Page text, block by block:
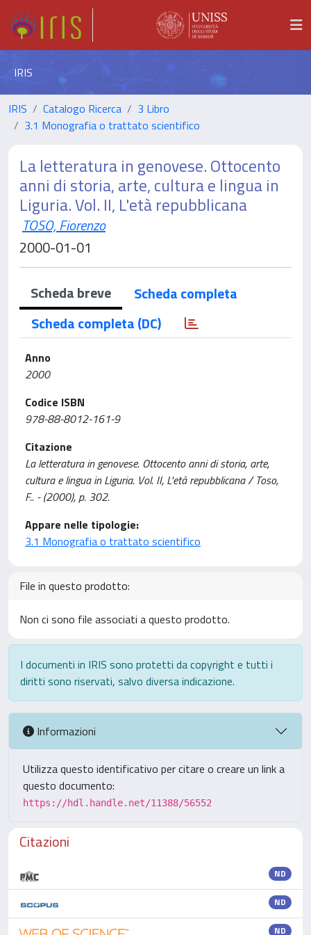
IRIS
IRIS Catalogo Ricerca
3 Libro
3.1 Monografia o trattato scientifico
La letteratura in genovese. Ottocento
anni di storia, arte, cultura e lingua in
Liguria. Vol. II, L'età repubblicana
TOSO, Fiorenzo
2000-01-01
Scheda breve
Scheda completa
Scheda completa (DC)
Anno
2000
Codice ISBN
978-88-8012-161-9
Citazione
La letteratura in genovese. Ottocento anni di storia, arte,
cultura e lingua in Liguria. Vol. II, L'età repubblicana / Toso,
F.. - (2000), p. 302.
Appare nelle tipologie:
3.1 Monografia o trattato scientifico
File in questo prodotto:
Non ci sono file associati a questo prodotto.
I documenti in IRIS sono protetti da copyright e tutti i
diritti sono riservati, salvo diversa indicazione.
Informazioni
Utilizza questo identificativo per citare o creare un link a
questo documento:
https://hdl.handle.net/11388/56552
Citazioni
ND
ND
ND